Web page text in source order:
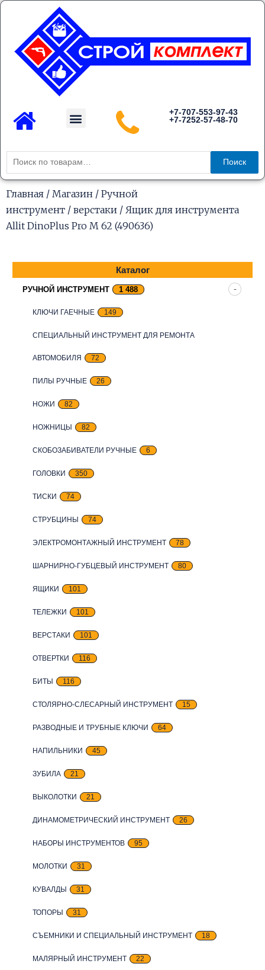
Перейти
содержимому
Menu
+7-707-553-97-43
+7-7252-57-48-70
Искать:
Поиск
Главная / Магазин / Ручной
инструмент / верстаки / Ящик для инструмента
Allit DinoPlus Pro M 62 (490636)
Каталог
РУЧНОЙ ИНСТРУМЕНТ 1 488
КЛЮЧИ ГАЕЧНЫЕ 149
СПЕЦИАЛЬНЫЙ ИНСТРУМЕНТ ДЛЯ РЕМОНТА
АВТОМОБИЛЯ 72
ПИЛЫ РУЧНЫЕ 26
НОЖИ 82
НОЖНИЦЫ 82
СКОБОЗАБИВАТЕЛИ РУЧНЫЕ 6
ГОЛОВКИ 350
ТИСКИ 74
СТРУБЦИНЫ 74
ЭЛЕКТРОМОНТАЖНЫЙ ИНСТРУМЕНТ 78
ШАРНИРНО-ГУБЦЕВЫЙ ИНСТРУМЕНТ 80
ЯЩИКИ 101
ТЕЛЕЖКИ 101
ВЕРСТАКИ 101
ОТВЕРТКИ 116
БИТЫ 116
СТОЛЯРНО-СЛЕСАРНЫЙ ИНСТРУМЕНТ 15
РАЗВОДНЫЕ И ТРУБНЫЕ КЛЮЧИ 64
НАПИЛЬНИКИ 45
ЗУБИЛА 21
ВЫКОЛОТКИ 21
ДИНАМОМЕТРИЧЕСКИЙ ИНСТРУМЕНТ 26
НАБОРЫ ИНСТРУМЕНТОВ 95
МОЛОТКИ 31
КУВАЛДЫ 31
ТОПОРЫ 31
СЪЕМНИКИ И СПЕЦИАЛЬНЫЙ ИНСТРУМЕНТ 18
МАЛЯРНЫЙ ИНСТРУМЕНТ 22